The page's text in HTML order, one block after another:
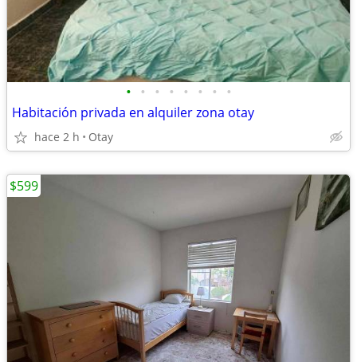
• • • • • • • •
Habitación privada en alquiler zona otay
hace 2 h Otay
$599